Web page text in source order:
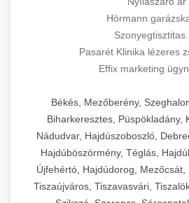
Hörmann
Pasarét Klinika lézeres
Effix marketing
Békés, Mezőberény,
Biharkeresztes, Püspökladány,
Nádudvar, Hajdúszoboszló,
Hajdúböszörmény, Téglás,
Újfehértó, Hajdúdorog, Mezőcsát,
Tiszaújváros, Tiszavasvári,